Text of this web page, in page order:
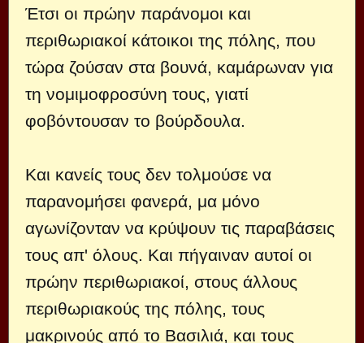
Έτσι οι πρώην παράνομοι και
περιθωριακοί κάτοικοι της πόλης, που
τώρα ζούσαν στα βουνά, καμάρωναν για
τη νομιμοφροσύνη τους, γιατί
φοβόντουσαν το βούρδουλα.
Και κανείς τους δεν τολμούσε να
παρανομήσει φανερά, μα μόνο
αγωνίζονταν να κρύψουν τις παραβάσεις
τους απ' όλους. Και πήγαιναν αυτοί οι
πρώην περιθωριακοί, στους άλλους
περιθωριακούς της πόλης, τους
μακρινούς από το Βασιλιά, και τους